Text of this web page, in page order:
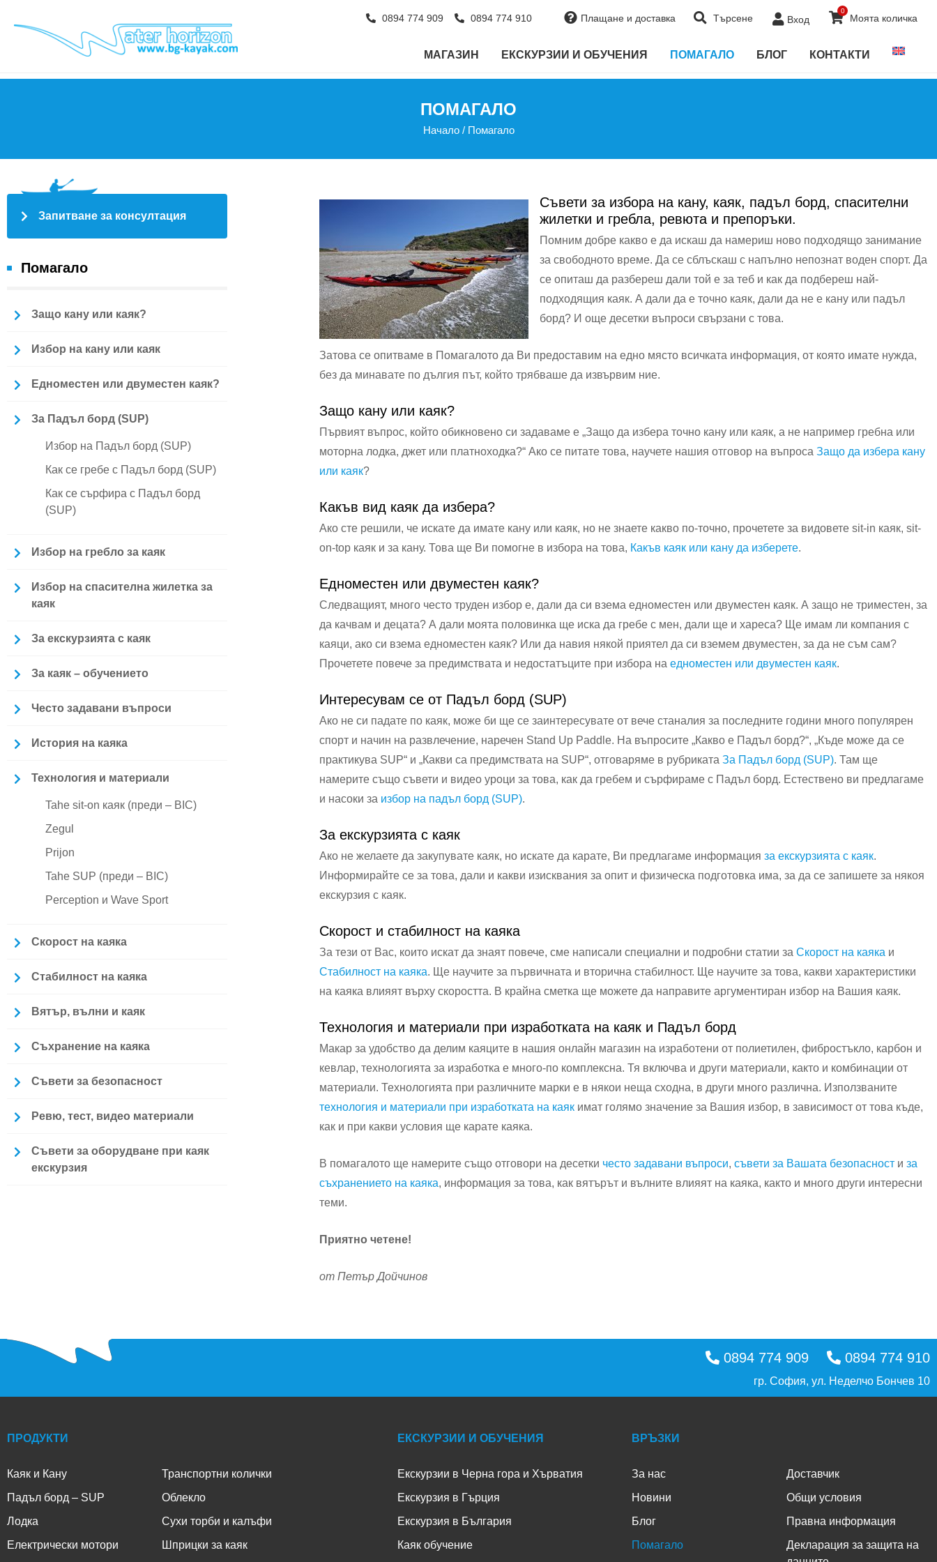
0894 774 909 0894 774 910 Плащане и доставка Търсене Вход
0
Моята количка
МАГАЗИН ЕКСКУРЗИИ И ОБУЧЕНИЯ ПОМАГАЛО БЛОГ КОНТАКТИ
ПОМАГАЛО
Начало/ Помагало
Запитване за консултация
Помагало
Защо кану или каяк?
Избор на кану или каяк
Едноместен или двуместен каяк?
За Падъл борд (SUP)
Избор на Падъл борд (SUP)
Как се гребе с Падъл борд (SUP)
Как се сърфира с Падъл борд
(SUP)
Избор на гребло за каяк
Избор на спасителна жилетка за
каяк
За екскурзията с каяк
За каяк – обучението
Често задавани въпроси
История на каяка
Технология и материали
Tahe sit-on каяк (преди – BIC)
Zegul
Prijon
Tahe SUP (преди – BIC)
Perception и Wave Sport
Скорост на каяка
Стабилност на каяка
Вятър, вълни и каяк
Съхранение на каяка
Съвети за безопасност
Ревю, тест, видео материали
Съвети за оборудване при каяк
екскурзия
Съвети за избора на кану, каяк, падъл борд, спасителни
жилетки и гребла, ревюта и препоръки.
Помним добре какво е да искаш да намериш ново подходящо занимание
за свободното време. Да се сблъскаш с напълно непознат воден спорт. Да
се опиташ да разбереш дали той е за теб и как да подбереш най-
подходящия каяк. А дали да е точно каяк, дали да не е кану или падъл
борд? И още десетки въпроси свързани с това.
Затова се опитваме в Помагалото да Ви предоставим на едно място всичката информация, от която имате нужда,
без да минавате по дългия път, който трябваше да извървим ние.
Защо кану или каяк?
Първият въпрос, който обикновено си задаваме е „Защо да избера точно кану или каяк, а не например гребна или
моторна лодка, джет или платноходка?“ Ако се питате това, научете нашия отговор на въпроса Защо да избера кану
или каяк?
Какъв вид каяк да избера?
Ако сте решили, че искате да имате кану или каяк, но не знаете какво по-точно, прочетете за видовете sit-in каяк, sit-
on-top каяк и за кану. Това ще Ви помогне в избора на това, Какъв каяк или кану да изберете.
Едноместен или двуместен каяк?
Следващият, много често труден избор е, дали да си взема едноместен или двуместен каяк. А защо не триместен, за
да качвам и децата? А дали моята половинка ще иска да гребе с мен, дали ще и хареса? Ще имам ли компания с
каяци, ако си взема едноместен каяк? Или да навия някой приятел да си вземем двуместен, за да не съм сам?
Прочетете повече за предимствата и недостатъците при избора на едноместен или двуместен каяк.
Интересувам се от Падъл борд (SUP)
Ако не си падате по каяк, може би ще се заинтересувате от вече станалия за последните години много популярен
спорт и начин на развлечение, наречен Stand Up Paddle. На въпросите „Какво е Падъл борд?“, „Къде може да се
практикува SUP“ и „Какви са предимствата на SUP“, отговаряме в рубриката За Падъл борд (SUP). Там ще
намерите също съвети и видео уроци за това, как да гребем и сърфираме с Падъл борд. Естествено ви предлагаме
и насоки за избор на падъл борд (SUP).
За екскурзията с каяк
Ако не желаете да закупувате каяк, но искате да карате, Ви предлагаме информация за екскурзията с каяк.
Информирайте се за това, дали и какви изисквания за опит и физическа подготовка има, за да се запишете за някоя
екскурзия с каяк.
Скорост и стабилност на каяка
За тези от Вас, които искат да знаят повече, сме написали специални и подробни статии за Скорост на каяка и
Стабилност на каяка. Ще научите за първичната и вторична стабилност. Ще научите за това, какви характеристики
на каяка влияят върху скоростта. В крайна сметка ще можете да направите аргументиран избор на Вашия каяк.
Технология и материали при изработката на каяк и Падъл борд
Макар за удобство да делим каяците в нашия онлайн магазин на изработени от полиетилен, фибростъкло, карбон и
кевлар, технологията за изработка е много-по комплексна. Тя включва и други материали, както и комбинации от
материали. Технологията при различните марки е в някои неща сходна, в други много различна. Използваните
технология и материали при изработката на каяк имат голямо значение за Вашия избор, в зависимост от това къде,
как и при какви условия ще карате каяка.
В помагалото ще намерите също отговори на десетки често задавани въпроси, съвети за Вашата безопасност и за
съхранението на каяка, информация за това, как вятърът и вълните влияят на каяка, както и много други интересни
теми.
Приятно четене!
от Петър Дойчинов
0894 774 909 0894 774 910
гр. София, ул. Неделчо Бончев 10
ПРОДУКТИ
Каяк и Кану
Падъл борд – SUP
Лодка
Електрически мотори
Транспортни колички
Облекло
Сухи торби и калъфи
Шприцки за каяк
ЕКСКУРЗИИ И ОБУЧЕНИЯ
Екскурзии в Черна гора и Хърватия
Екскурзия в Гърция
Екскурзия в България
Каяк обучение
ВРЪЗКИ
За нас
Новини
Блог
Помагало
Доставчик
Общи условия
Правна информация
Декларация за защита на